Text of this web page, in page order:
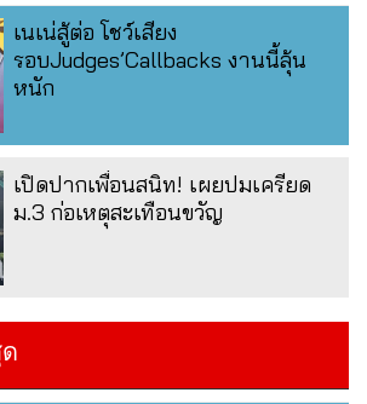
เนเน่สู้ต่อ โชว์เสียง
รอบJudges’Callbacks งานนี้ลุ้น
หนัก
เปิดปากเพื่อนสนิท! เผยปมเครียด
ม.3 ก่อเหตุสะเทือนขวัญ